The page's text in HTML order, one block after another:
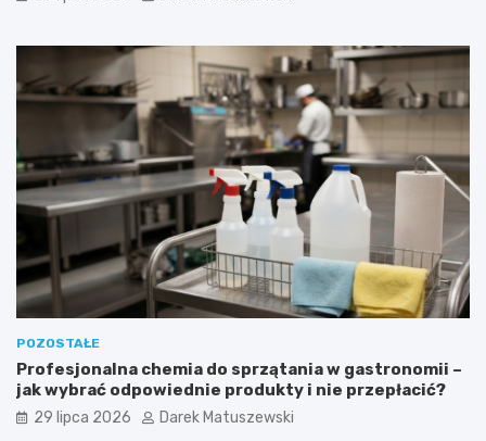
POZOSTAŁE
Profesjonalna chemia do sprzątania w gastronomii –
jak wybrać odpowiednie produkty i nie przepłacić?
29 lipca 2026 Darek Matuszewski